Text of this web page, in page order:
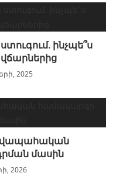
ինչպե՞ս
2025
մասին
2026